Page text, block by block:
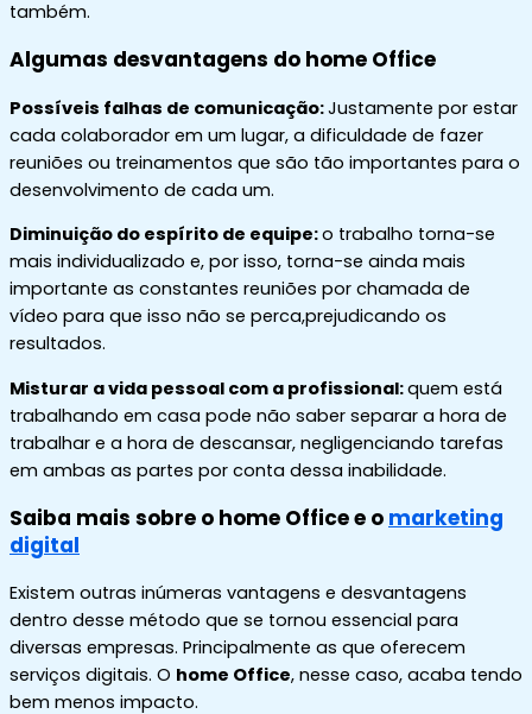
também.
Algumas desvantagens do home Office
Possíveis falhas de comunicação:Justamente por estar
cada colaborador em um lugar, a dificuldade de fazer
reuniões ou treinamentos que são tão importantes para o
desenvolvimento de cada um.
Diminuição do espírito de equipe:o trabalho torna-se
mais individualizado e, por isso, torna-se ainda mais
importante as constantes reuniões por chamada de
vídeo para que isso não se perca,prejudicando os
resultados.
Misturar a vida pessoal com a profissional:quem está
trabalhando em casa pode não saber separar a hora de
trabalhar e a hora de descansar, negligenciando tarefas
em ambas as partes por conta dessa inabilidade.
Saiba mais sobre o home Office e o marketing
digital
Existem outras inúmeras vantagens e desvantagens
dentro desse método que se tornou essencial para
diversas empresas. Principalmente as que oferecem
serviços digitais. O home Office, nesse caso, acaba tendo
bem menos impacto.